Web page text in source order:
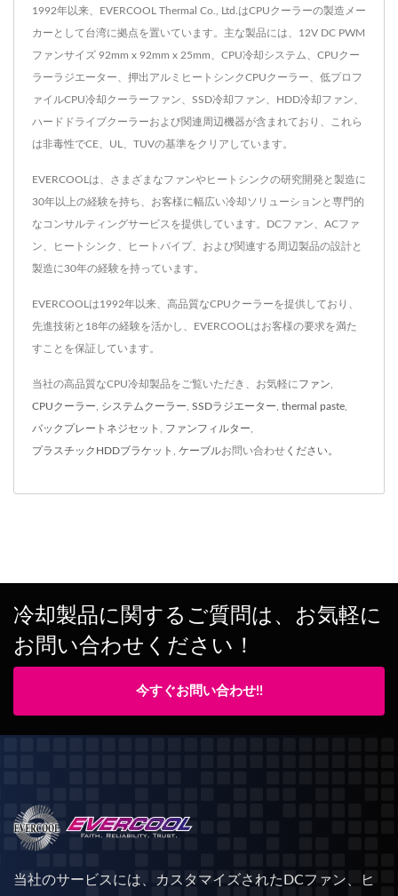
1992年以来、EVERCOOL Thermal Co., Ltd.はCPUクーラーの製造メー
カーとして台湾に拠点を置いています。主な製品には、12V DC PWM
ファンサイズ 92mm x 92mm x 25mm、CPU冷却システム、CPUクー
ラーラジエーター、押出アルミヒートシンクCPUクーラー、低プロフ
ァイルCPU冷却クーラーファン、SSD冷却ファン、HDD冷却ファン、
ハードドライブクーラーおよび関連周辺機器が含まれており、これら
は非毒性でCE、UL、TUVの基準をクリアしています。
EVERCOOLは、さまざまなファンやヒートシンクの研究開発と製造に
30年以上の経験を持ち、お客様に幅広い冷却ソリューションと専門的
なコンサルティングサービスを提供しています。DCファン、ACファ
ン、ヒートシンク、ヒートパイプ、および関連する周辺製品の設計と
製造に30年の経験を持っています。
EVERCOOLは1992年以来、高品質なCPUクーラーを提供しており、
先進技術と18年の経験を活かし、EVERCOOLはお客様の要求を満た
すことを保証しています。
当社の高品質なCPU冷却製品をご覧いただき、お気軽にファン
CPUクーラー システムクーラー SSDラジエーター thermal paste
バックプレートネジセット ファンフィルター
プラスチックHDDブラケット ケーブルお問い合わせ ください。
冷却製品に関するご質問は、お気軽に
お問い合わせください！
今すぐお問い合わせ!!
当社のサービスには、カスタマイズされたDCファン、ヒ